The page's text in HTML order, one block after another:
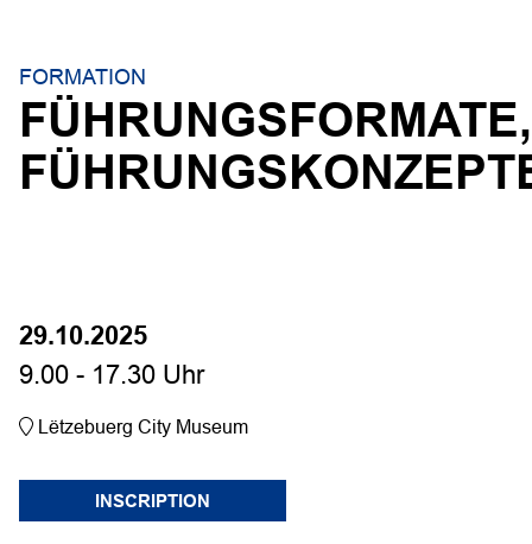
FORMATION
FÜHRUNGSFORMATE,
29.10.2025
9.00 - 17.30 Uhr
Lëtzebuerg City Museum
INSCRIPTION